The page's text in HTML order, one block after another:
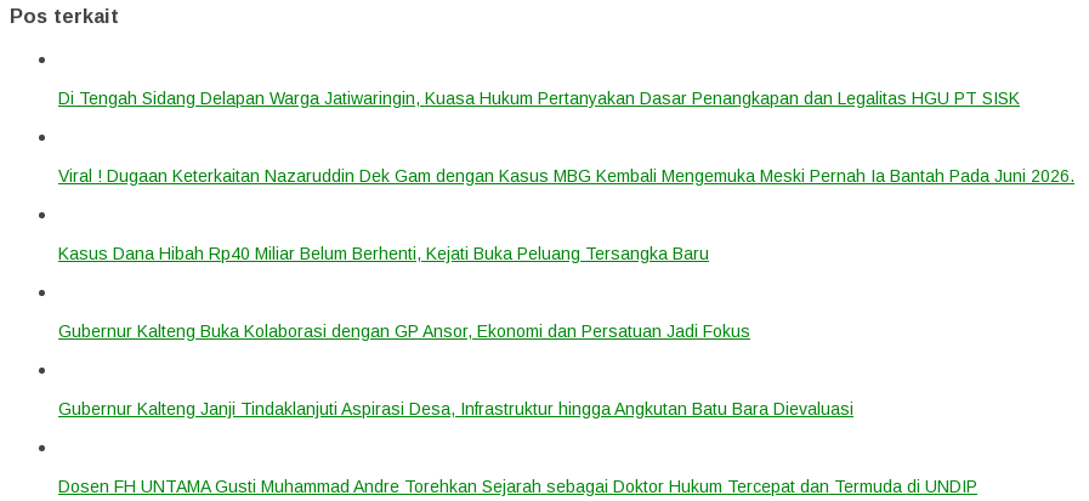
Pos terkait
Di Tengah Sidang Delapan Warga Jatiwaringin, Kuasa Hukum Pertanyakan Dasar Penangkapan dan Legalitas HGU PT SISK
Viral ! Dugaan Keterkaitan Nazaruddin Dek Gam dengan Kasus MBG Kembali Mengemuka Meski Pernah Ia Bantah Pada Juni 2026.
Kasus Dana Hibah Rp40 Miliar Belum Berhenti, Kejati Buka Peluang Tersangka Baru
Gubernur Kalteng Buka Kolaborasi dengan GP Ansor, Ekonomi dan Persatuan Jadi Fokus
Gubernur Kalteng Janji Tindaklanjuti Aspirasi Desa, Infrastruktur hingga Angkutan Batu Bara Dievaluasi
Dosen FH UNTAMA Gusti Muhammad Andre Torehkan Sejarah sebagai Doktor Hukum Tercepat dan Termuda di UNDIP